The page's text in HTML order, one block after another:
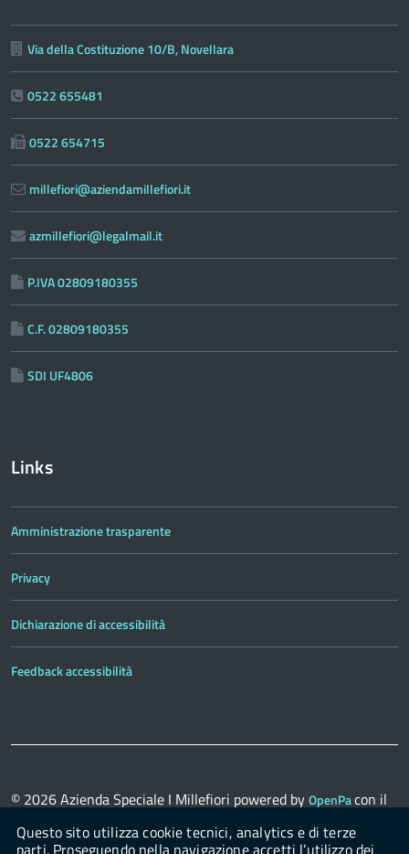
Via della Costituzione 10/B, Novellara
0522 655481
0522 654715
millefiori@aziendamillefiori.it
azmillefiori@legalmail.it
P.IVA 02809180355
C.F. 02809180355
SDI UF4806
Links
Amministrazione trasparente
Privacy
Dichiarazione di accessibilità
Feedback accessibilità
© 2026Azienda Speciale I Millefiori powered byOpenPacon il
Questo sito utilizza cookie tecnici, analytics e di terze